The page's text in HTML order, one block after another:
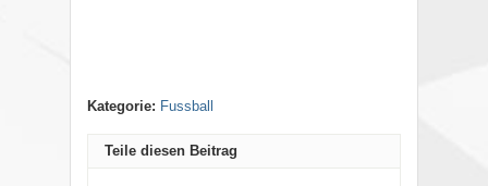
Kategorie: Fussball
Teile diesen Beitrag